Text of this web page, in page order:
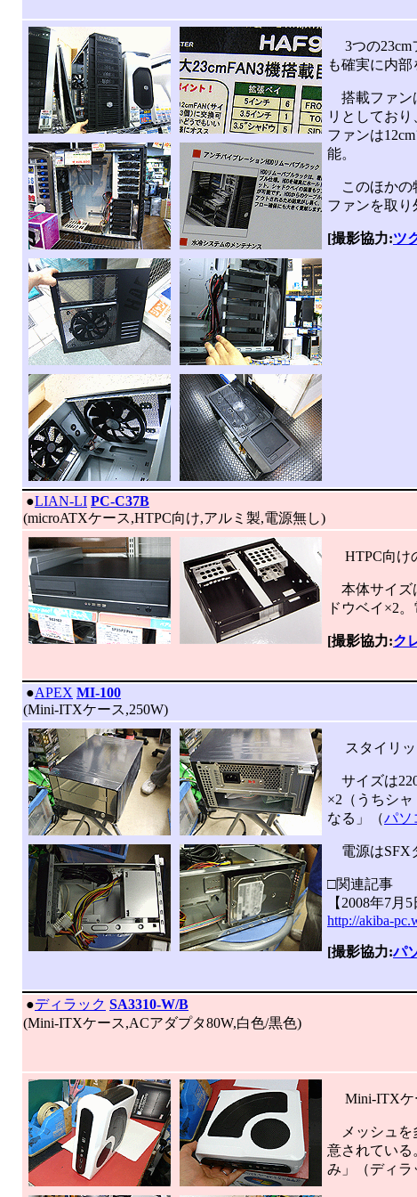
3つの23cm
も確実に内部
搭載ファン
リとしてお
ファンは
能。
このほかの
ファンを取り
[撮影協力:ツ
●LIAN-LI PC-C37B
(microATXケース,HTPC向け,アルミ製,電源無し)
HTPC向け
本体サイズ
ドウベイ×2。
[撮影協力:ク
●APEX MI-100
(Mini-ITXケース,250W)
スタイリッ
サイズは
×2（うちシ
なる」（パソ
電源はSFX
□関連記事
【2008年7
http://akiba-
[撮影協力:パ
●ディラック SA3310-W/B
(Mini-ITXケース,ACアダプタ80W,白色/黒色)
Mini-ITXケ
メッシュを
意されている
み」（ディラ